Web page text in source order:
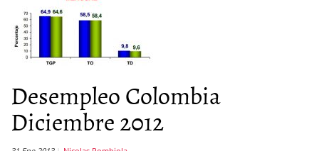
Desempleo Colombia
Diciembre 2012